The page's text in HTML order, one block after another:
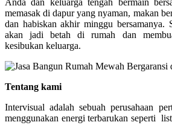
memasak di dapur yang nyaman, makan
dan habiskan akhir minggu bersamanya.
akan jadi betah di rumah dan
kesibukan keluarga.
Tentang kami
Intervisual adalah sebuah perusahaan
menggunakan energi terbarukan seperti